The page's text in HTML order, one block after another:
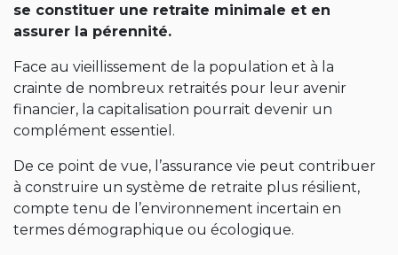
se constituer une retraite minimale et en
assurer la pérennité.
Face au vieillissement de la population et à la
crainte de nombreux retraités pour leur avenir
financier, la capitalisation pourrait devenir un
complément essentiel.
De ce point de vue, l’assurance vie peut contribuer
à construire un système de retraite plus résilient,
compte tenu de l’environnement incertain en
termes démographique ou écologique.